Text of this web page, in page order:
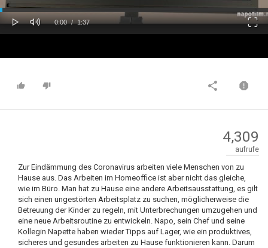
Current
0:00 / Duration
1:37
4,309
aufrufe
Zur Eindämmung des Coronavirus arbeiten viele Menschen von zu
Hause aus. Das Arbeiten im Homeoffice ist aber nicht das gleiche,
wie im Büro. Man hat zu Hause eine andere Arbeitsausstattung, es gilt
sich einen ungestörten Arbeitsplatz zu suchen, möglicherweise die
Betreuung der Kinder zu regeln, mit Unterbrechungen umzugehen und
eine neue Arbeitsroutine zu entwickeln. Napo, sein Chef und seine
Kollegin Napette haben wieder Tipps auf Lager, wie ein produktives,
sicheres und gesundes arbeiten zu Hause funktionieren kann. Darum